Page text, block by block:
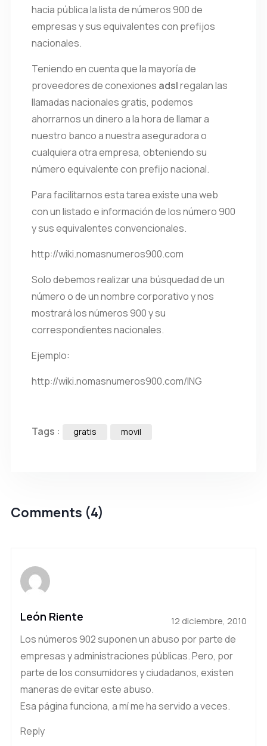
hacia pública la lista de números 900 de
empresas y sus equivalentes con prefijos
nacionales.
Teniendo en cuenta que la mayoría de
proveedores de conexiones adslregalan las
llamadas nacionales gratis, podemos
ahorrarnos un dinero a la hora de llamar a
nuestro banco a nuestra aseguradora o
cualquiera otra empresa, obteniendo su
número equivalente con prefijo nacional.
Para facilitarnos esta tarea existe una web
con un listado e información de los número 900
y sus equivalentes convencionales.
http://wiki.nomasnumeros900.com
Solo debemos realizar una búsquedad de un
número o de un nombre corporativo y nos
mostrará los números 900 y su
correspondientes nacionales.
Ejemplo:
http://wiki.nomasnumeros900.com/ING
Tags : gratis movil
Comments (4)
León Riente 12 diciembre, 2010
Los números 902 suponen un abuso por parte de
empresas y administraciones públicas. Pero, por
parte de los consumidores y ciudadanos, existen
maneras de evitar este abuso.
Esa página funciona, a mí me ha servido a veces.
Reply